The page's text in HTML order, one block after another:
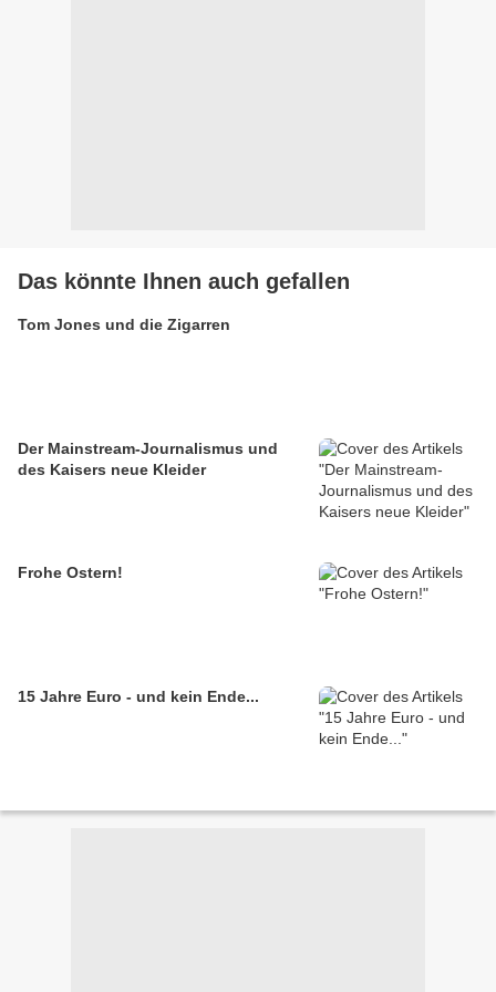
Das könnte Ihnen auch gefallen
Tom Jones und die Zigarren
Der Mainstream-Journalismus und
des Kaisers neue Kleider
Frohe Ostern!
15 Jahre Euro - und kein Ende...